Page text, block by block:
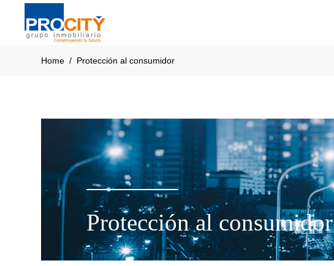
Home / Protección al consumidor
Protección al consumidor